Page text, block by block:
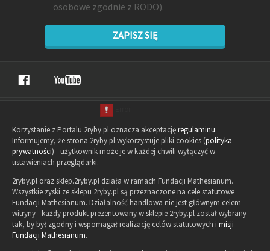
osobowe zgodnie z RODO).
ZAPISZ SIĘ
Korzystanie z Portalu 2ryby.pl oznacza akceptacjęregulaminu.
Informujemy, że strona 2ryby.pl wykorzystuje pliki cookies (polityka
prywatności) - użytkownik może je w każdej chwili wyłączyć w
ustawieniach przeglądarki.
2ryby.pl oraz sklep.2ryby.pl działa w ramach Fundacji Mathesianum.
Wszystkie zyski ze sklepu 2ryby.pl są przeznaczone na cele statutowe
Fundacji Mathesianum. Działalność handlowa nie jest głównym celem
witryny - każdy produkt prezentowany w sklepie 2ryby.pl został wybrany
tak, by był zgodny i wspomagał realizację celów statutowych i misji
Fundacji Mathesianum.